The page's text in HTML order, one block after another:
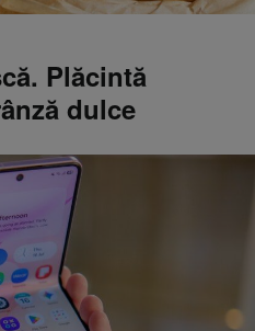
Plăcintă
dulce